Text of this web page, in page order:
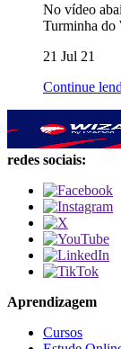
No vídeo
Turminha do
21 Jul 21
Continue
redes sociais:
Aprendizagem
Cursos